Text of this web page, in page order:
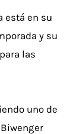
está en su
y su
las
uno de